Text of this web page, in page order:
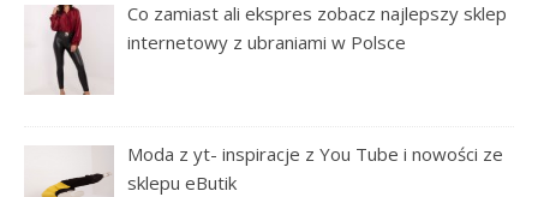
Co zamiast ali ekspres zobacz najlepszy sklep
internetowy z ubraniami w Polsce
Moda z yt- inspiracje z You Tube i nowości ze
sklepu eButik